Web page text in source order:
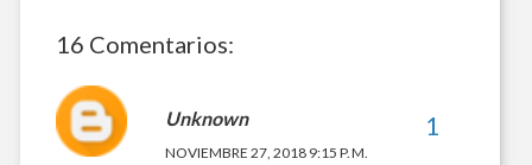
16 Comentarios:
Unknown
NOVIEMBRE 27, 2018 9:15 P. M.